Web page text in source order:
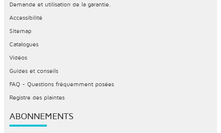
Demande et utilisation de la garantie.
Accessibilité
Sitemap
Catalogues
Vidéos
Guides et conseils
FAQ - Questions fréquemment posées
Registre des plaintes
ABONNEMENTS